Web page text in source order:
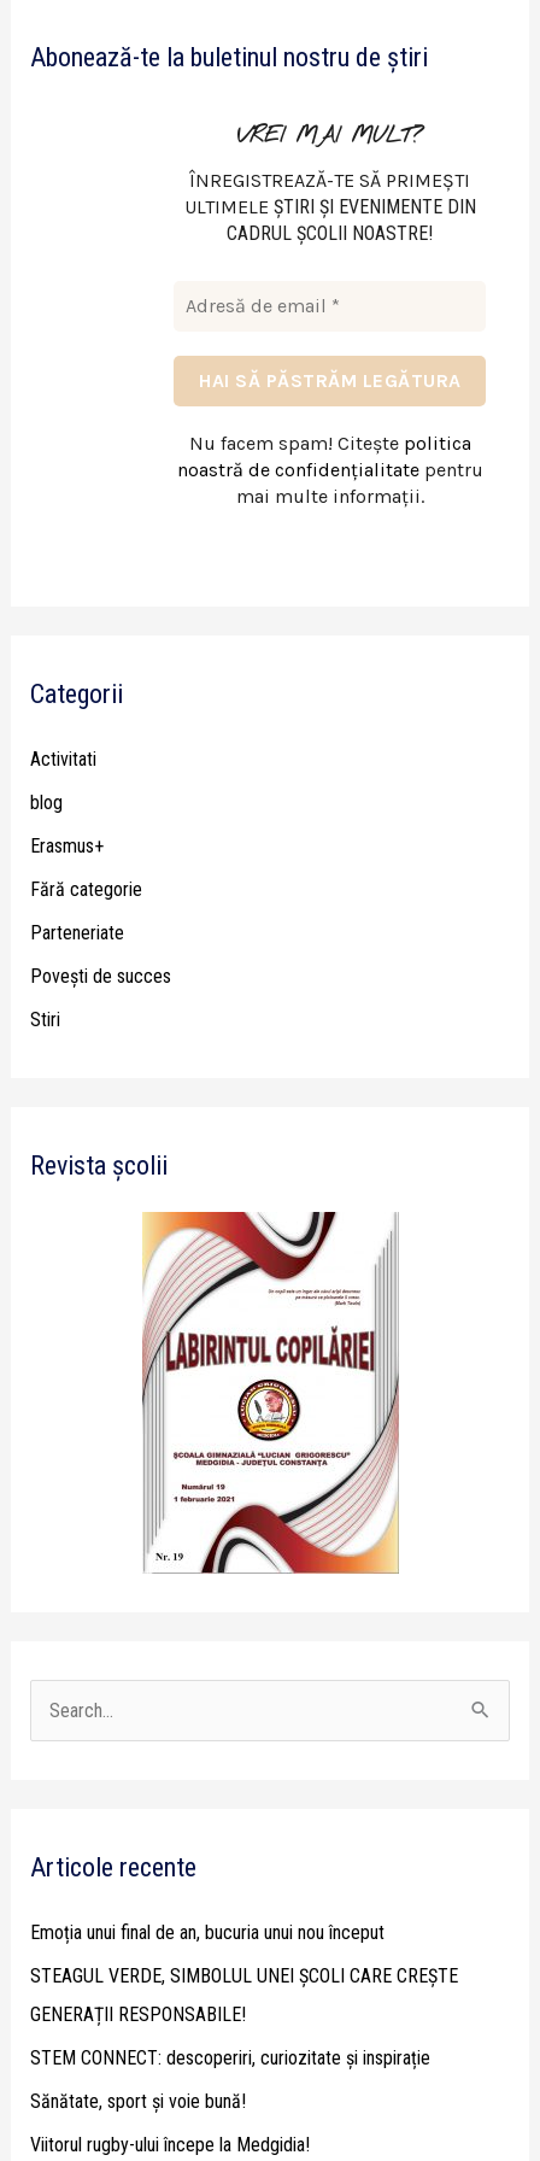
o
Abonează-te la buletinul nostru de știri
VREI MAI MULT?
ÎNREGISTREAZĂ-TE SĂ PRIMEȘTI
ULTIMELE ŞTIRI ŞI EVENIMENTE DIN
CADRUL ŞCOLII NOASTRE!
Nu facem spam! Citește politica
noastră de confidențialitatepentru
mai multe informații.
Categorii
Activitati
blog
Erasmus+
Fără categorie
Parteneriate
Poveşti de succes
Stiri
Revista școlii
c
o
r
:
Articole recente
Emoția unui final de an, bucuria unui nou început
STEAGUL VERDE, SIMBOLUL UNEI ȘCOLI CARE CREȘTE
GENERAȚII RESPONSABILE!
STEM CONNECT: descoperiri, curiozitate și inspirație
Sănătate, sport și voie bună!
Viitorul rugby-ului începe la Medgidia!